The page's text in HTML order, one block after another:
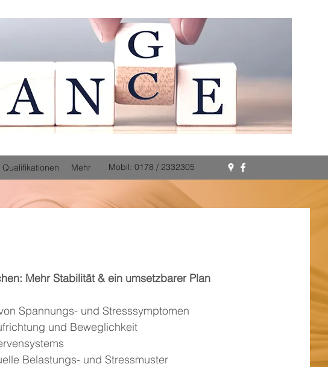
Qualifikationen Mehr Mobil: 0178 / 2332305
Mehr Stabilität & ein umsetzbarer Plan
Spannungs- und Stresssymptomen
und Beweglichkeit
Belastungs- und Stressmuster